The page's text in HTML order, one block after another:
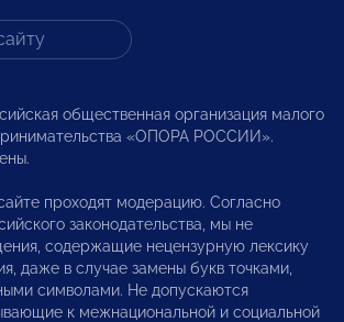
общественная организация малого
«ОПОРА РОССИИ».
проходят модерацию. Согласно
законодательства, мы не
содержащие нецензурную лексику
даже в случае замены букв точками,
символами. Не допускаются
к межнациональной и социальной